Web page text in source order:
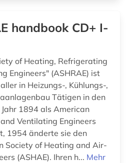
(5)
kohlenstoffdioxid (1)
komitet gosudarstvennoj bezopasnosti (1)
handbook CD+ I-
of Heating, Refrigerating
Engineers" (ASHRAE) ist
in Heizungs-, Kühlungs-,
Tätigen in den
1894 als American
Ventilating Engineers
1954 änderte sie den
Society of Heating and Air-
(ASHAE). Ihren h... Mehr